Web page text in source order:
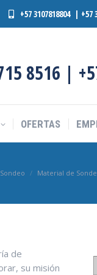
+57 3107818804 | +57
8516 |
OFERTAS
Sondeo Material de
de
su misión
OFERTAS